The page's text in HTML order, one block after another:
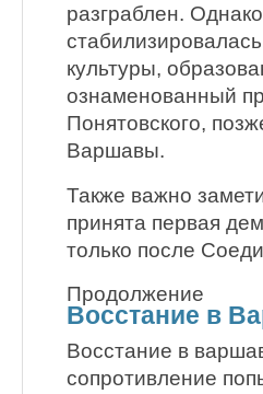
разграблен.
культуры,
ознаменованный
Понятовского,
Варшавы.
Также важно
принята первая
только после
Продолжение
Восстание в
Восстание в
сопротивление